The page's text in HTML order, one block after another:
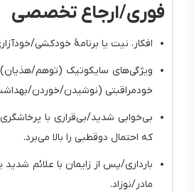
فوری/ارجاع تخصصی
افکار، نیت یا برنامهٔ خودکشی/
ویژگی‌های سایکوتیک (توهم/هذیان)،
خودمراقبتی (نوشیدن/خوردن/
بی‌خوابی شدید/بی‌قراری با
که احتمال دوقطبی را بالا می‌برد.
بارداری/پس از زایمان با علائم شدید
مادر/نوزاد.